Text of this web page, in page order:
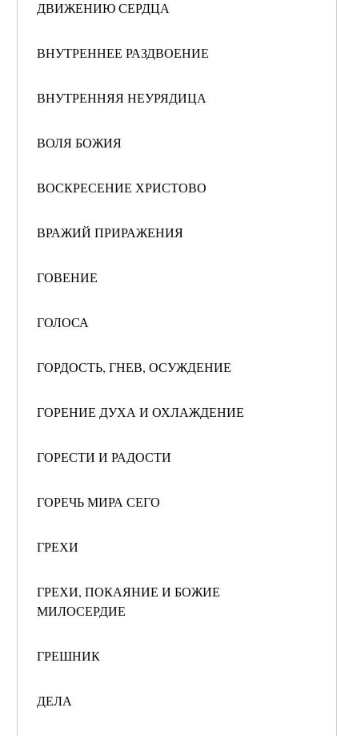
ДВИЖЕНИЮ СЕРДЦА
ВНУТРЕННЕЕ РАЗДВОЕНИЕ
ВНУТРЕННЯЯ НЕУРЯДИЦА
ВОЛЯ БОЖИЯ
ВОСКРЕСЕНИЕ ХРИСТОВО
ВРАЖИЙ ПРИРАЖЕНИЯ
ГОВЕНИЕ
ГОЛОСА
ГОРДОСТЬ, ГНЕВ, ОСУЖДЕНИЕ
ГОРЕНИЕ ДУХА И ОХЛАЖДЕНИЕ
ГОРЕСТИ И РАДОСТИ
ГОРЕЧЬ МИРА СЕГО
ГРЕХИ
ГРЕХИ, ПОКАЯНИЕ И БОЖИЕ
МИЛОСЕРДИЕ
ГРЕШНИК
ДЕЛА